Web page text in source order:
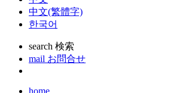
中文(繁體字)
한국어
search 検索
mail お問合せ
home